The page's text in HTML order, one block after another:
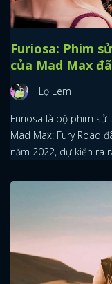
Furiosa: Phim
của Mad Max
Lọ Lem
Furiosa là bộ phim sử
Mad Max: Fury Road
năm 2022, dự kiến ra